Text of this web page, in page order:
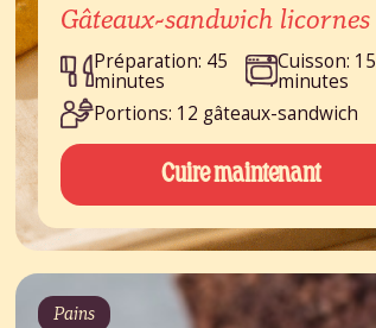
Gâteaux-sandwich licornes
Préparation: 45
minutes
Cuisson: 15
minutes
Portions: 12 gâteaux-sandwich
Cuire maintenant
Pains